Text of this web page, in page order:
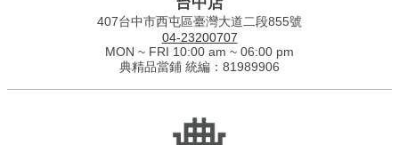
407台中市西屯區臺灣大道二段855號
04-23200707
MON ~ FRI 10:00 am ~ 06:00 pm
典精品當鋪 統編：81989906